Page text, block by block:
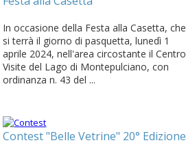
In occasione della Festa alla Casetta, che
si terrà il giorno di pasquetta, lunedì 1
aprile 2024, nell'area circostante il Centro
Visite del Lago di Montepulciano, con
ordinanza n. 43 del ...
Contest "Belle Vetrine" 20° Edizione